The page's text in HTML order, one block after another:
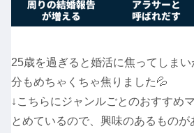
25歳を過ぎると婚活に焦ってしま
分もめちゃくちゃ焦りました💦
↓こちらにジャンルごとのおすすめ
とめているので、興味のあるもの